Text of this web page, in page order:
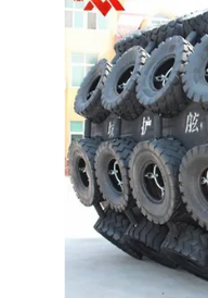
SKONTAKTUJ
NAMI
AKTUALNOŚCI